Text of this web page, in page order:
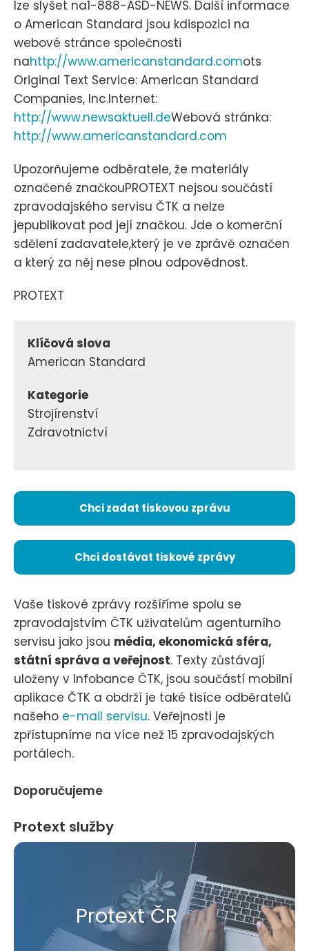
lze slyšet na1-888-ASD-NEWS. Další informace
o American Standard jsou kdispozici na
webové stránce společnosti
nahttp://www.americanstandard.comots
Original Text Service: American Standard
Companies, Inc.Internet:
http://www.newsaktuell.deWebová stránka:
http://www.americanstandard.com
Upozorňujeme odběratele, že materiály
označené značkouPROTEXT nejsou součástí
zpravodajského servisu ČTK a nelze
jepublikovat pod její značkou. Jde o komerční
sdělení zadavatele,který je ve zprávě označen
a který za něj nese plnou odpovědnost.
PROTEXT
Klíčová slova
American Standard
Kategorie
Strojírenství
Zdravotnictví
Chci zadat tiskovou zprávu
Chci dostávat tiskové zprávy
Vaše tiskové zprávy rozšíříme spolu se
zpravodajstvím ČTK uživatelům agenturního
servisu jako jsou média, ekonomická sféra,
státní správa a veřejnost. Texty zůstávají
uloženy v Infobance ČTK, jsou součástí mobilní
aplikace ČTK a obdrží je také tisíce odběratelů
našeho e-mail servisu. Veřejnosti je
zpřístupníme na více než 15 zpravodajských
portálech.
Doporučujeme
Protext služby
Protext ČR